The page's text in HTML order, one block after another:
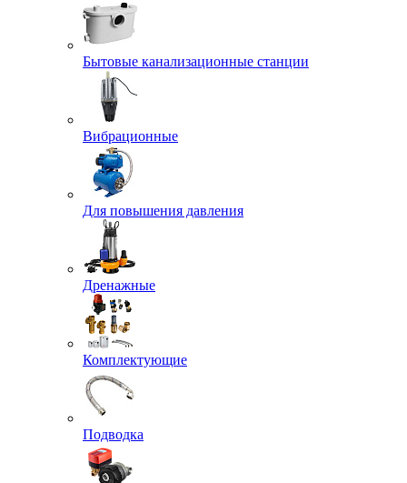
Бытовые канализационные станции
Вибрационные
Для повышения давления
Дренажные
Комплектующие
Подводка